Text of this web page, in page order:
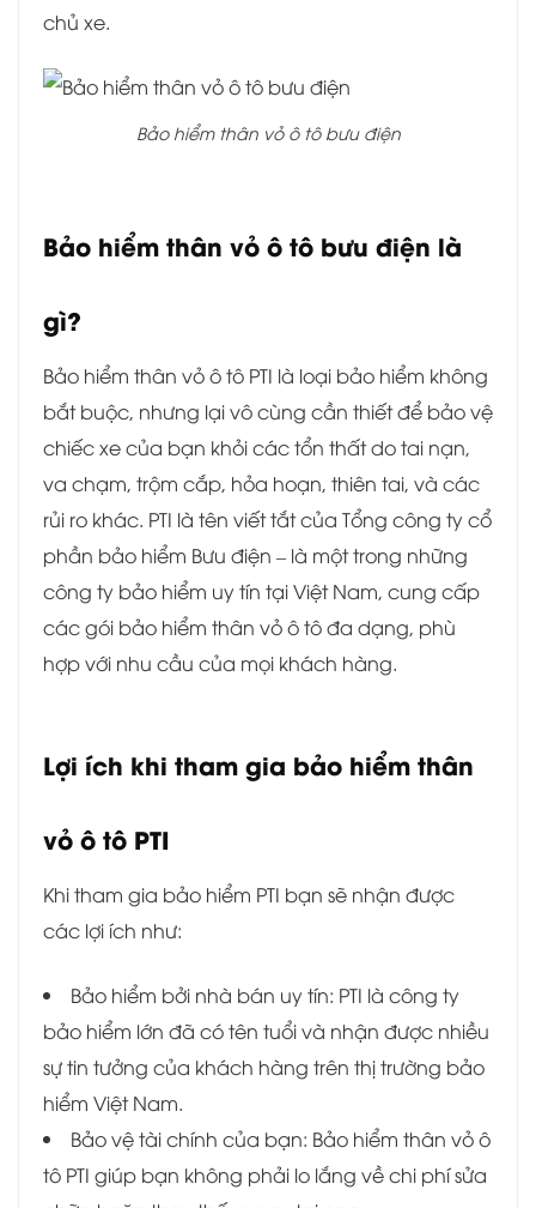
chủ xe.
Bảo hiểm thân vỏ ô tô bưu điện
Bảo hiểm thân vỏ ô tô bưu điện là
gì?
Bảo hiểm thân vỏ ô tô PTI là loại bảo hiểm không
bắt buộc, nhưng lại vô cùng cần thiết để bảo vệ
chiếc xe của bạn khỏi các tổn thất do tai nạn,
va chạm, trộm cắp, hỏa hoạn, thiên tai, và các
rủi ro khác. PTI là tên viết tắt của Tổng công ty cổ
phần bảo hiểm Bưu điện – là một trong những
công ty bảo hiểm uy tín tại Việt Nam, cung cấp
các gói bảo hiểm thân vỏ ô tô đa dạng, phù
hợp với nhu cầu của mọi khách hàng.
Lợi ích khi tham gia bảo hiểm thân
vỏ ô tô PTI
Khi tham gia bảo hiểm PTI bạn sẽ nhận được
các lợi ích như:
Bảo hiểm bởi nhà bán uy tín: PTI là công ty
bảo hiểm lớn đã có tên tuổi và nhận được nhiều
sự tin tưởng của khách hàng trên thị trường bảo
hiểm Việt Nam.
Bảo vệ tài chính của bạn: Bảo hiểm thân vỏ ô
tô PTI giúp bạn không phải lo lắng về chi phí sửa